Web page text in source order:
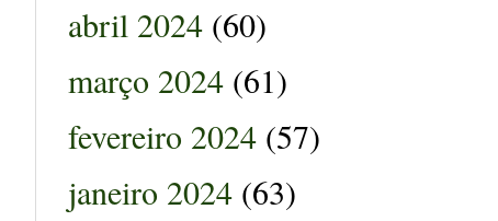
abril 2024 (60)
março 2024 (61)
fevereiro 2024 (57)
janeiro 2024 (63)